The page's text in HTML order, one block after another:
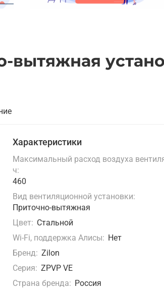
вытяжная
Характеристики
Максимальный расход воздуха
ч:
460
Вид вентиляционной установки:
Приточно-вытяжная
Цвет: Стальной
Wi-Fi, поддержка Алисы: Нет
Бренд: Zilon
Серия: ZPVP VE
Страна бренда: Россия